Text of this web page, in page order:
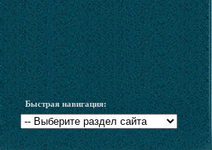
Быстрая навигация: